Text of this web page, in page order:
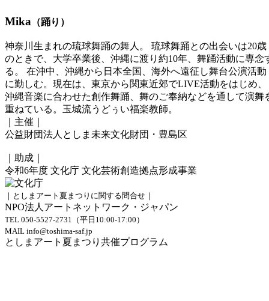
Mika （踊り）
神奈川生まれの琉球舞踊の舞人。 琉球舞踊との出会いは20歳
のときで、大学卒業後、沖縄に渡り約10年、舞踊活動に専念
る。 在沖中、沖縄から日本全国、海外へ遠征し舞台公演活動
に勤しむ。現在は、東京から関東近郊でLIVE活動をはじめ、
沖縄音楽に合わせた創作舞踊、舞のご奉納などを通して演舞
重ねている。玉城流うどぅい福楽教師。
｜主催｜
公益財団法人としま未来文化財団・豊島区
｜助成｜
令和6年度 文化庁 文化芸術創造拠点形成事業
｜としまアート夏まつりに関する問合せ｜
NPO法人アートネットワーク・ジャパン
TEL 050-5527-2731（平日10:00-17:00）
MAIL info@toshima-saf.jp
としまアート夏まつり共催プログラム